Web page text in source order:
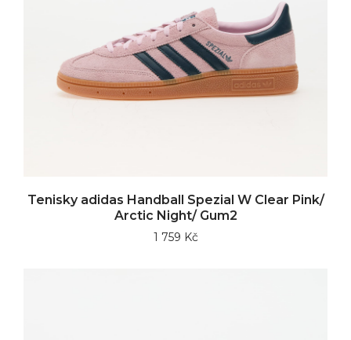
Tenisky adidas Handball Spezial W Clear Pink/
Arctic Night/ Gum2
1 759 Kč